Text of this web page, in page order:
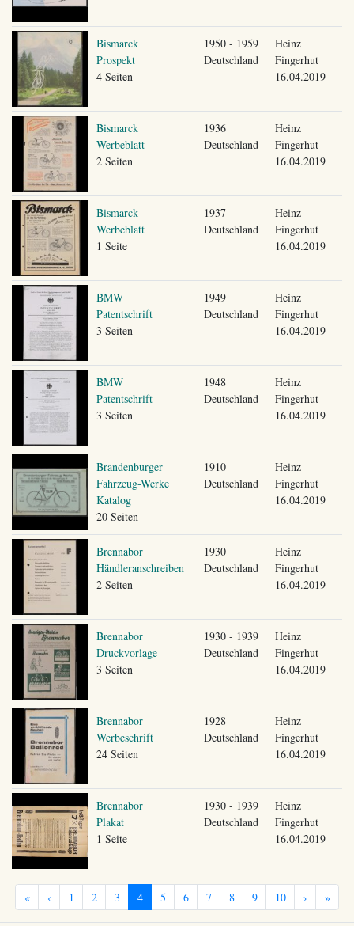
Bismarck
Prospekt
4 Seiten
1950 - 1959
Deutschland
Heinz
Fingerhut
16.04.2019
Bismarck
Werbeblatt
2 Seiten
1936
Deutschland
Heinz
Fingerhut
16.04.2019
Bismarck
Werbeblatt
1 Seite
1937
Deutschland
Heinz
Fingerhut
16.04.2019
BMW
Patentschrift
3 Seiten
1949
Deutschland
Heinz
Fingerhut
16.04.2019
BMW
Patentschrift
3 Seiten
1948
Deutschland
Heinz
Fingerhut
16.04.2019
Brandenburger
Fahrzeug-Werke
Katalog
20 Seiten
1910
Deutschland
Heinz
Fingerhut
16.04.2019
Brennabor
Händleranschreiben
2 Seiten
1930
Deutschland
Heinz
Fingerhut
16.04.2019
Brennabor
Druckvorlage
3 Seiten
1930 - 1939
Deutschland
Heinz
Fingerhut
16.04.2019
Brennabor
Werbeschrift
24 Seiten
1928
Deutschland
Heinz
Fingerhut
16.04.2019
Brennabor
Plakat
1 Seite
1930 - 1939
Deutschland
Heinz
Fingerhut
16.04.2019
« ‹ 1 2 3 4 5 6 7 8 9 10 › »